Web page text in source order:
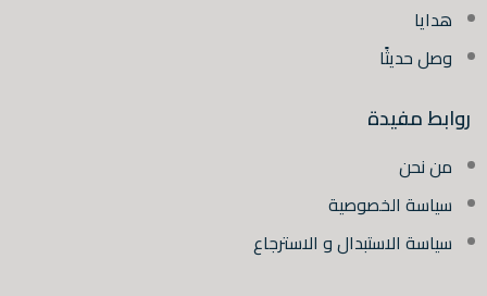
هدايا
وصل حديثًا
روابط مفيدة
من نحن
سياسة الخصوصية
سياسة الاستبدال و الاسترجاع